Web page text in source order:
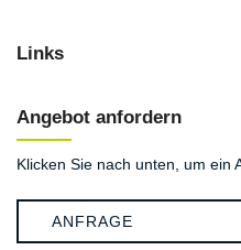
Links
Angebot anfordern
Klicken Sie nach unten, um ein
ANFRAGE